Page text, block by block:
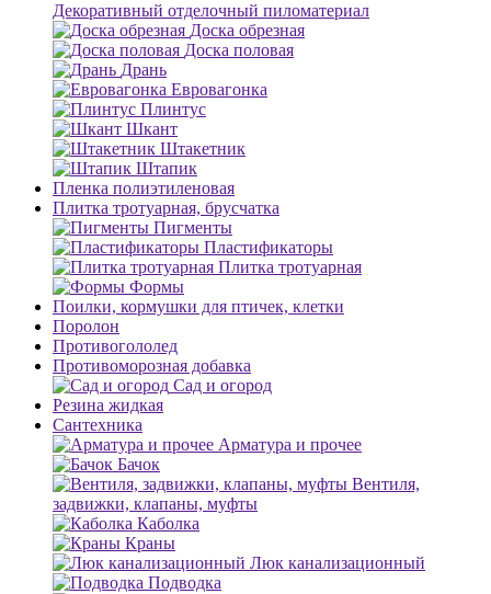
Декоративный отделочный пиломатериал
Доска обрезная
Доска половая
Дрань
Евровагонка
Плинтус
Шкант
Штакетник
Штапик
Пленка полиэтиленовая
Плитка тротуарная, брусчатка
Пигменты
Пластификаторы
Плитка тротуарная
Формы
Поилки, кормушки для птичек, клетки
Поролон
Противогололед
Противоморозная добавка
Сад и огород
Резина жидкая
Сантехника
Арматура и прочее
Бачок
Вентиля,
задвижки, клапаны, муфты
Каболка
Краны
Люк канализационный
Подводка